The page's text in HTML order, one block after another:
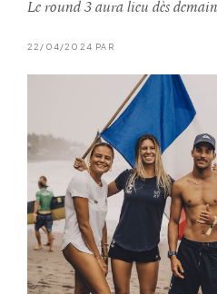
Le round 3 aura lieu dès
22/04/2024 PAR